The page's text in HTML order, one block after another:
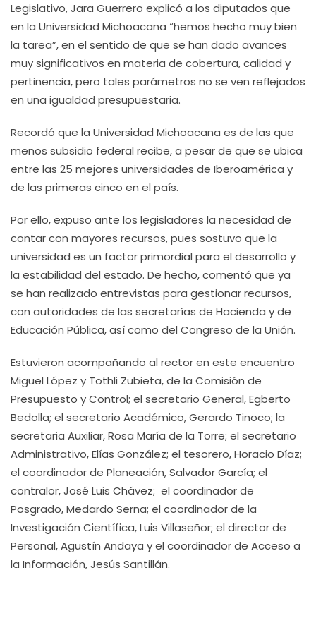
Legislativo, Jara Guerrero explicó a los diputados que
en la Universidad Michoacana “hemos hecho muy bien
la tarea”, en el sentido de que se han dado avances
muy significativos en materia de cobertura, calidad y
pertinencia, pero tales parámetros no se ven reflejados
en una igualdad presupuestaria.
Recordó que la Universidad Michoacana es de las que
menos subsidio federal recibe, a pesar de que se ubica
entre las 25 mejores universidades de Iberoamérica y
de las primeras cinco en el país.
Por ello, expuso ante los legisladores la necesidad de
contar con mayores recursos, pues sostuvo que la
universidad es un factor primordial para el desarrollo y
la estabilidad del estado. De hecho, comentó que ya
se han realizado entrevistas para gestionar recursos,
con autoridades de las secretarías de Hacienda y de
Educación Pública, así como del Congreso de la Unión.
Estuvieron acompañando al rector en este encuentro
Miguel López y Tothli Zubieta, de la Comisión de
Presupuesto y Control; el secretario General, Egberto
Bedolla; el secretario Académico, Gerardo Tinoco; la
secretaria Auxiliar, Rosa María de la Torre; el secretario
Administrativo, Elías González; el tesorero, Horacio Díaz;
el coordinador de Planeación, Salvador García; el
contralor, José Luis Chávez; el coordinador de
Posgrado, Medardo Serna; el coordinador de la
Investigación Científica, Luis Villaseñor; el director de
Personal, Agustín Andaya y el coordinador de Acceso a
la Información, Jesús Santillán.